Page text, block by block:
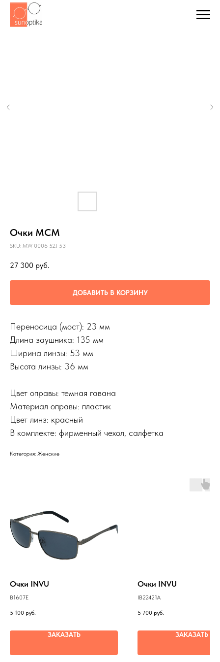
Очки MCM
SKU: MW 0006 52J 53
27 300 руб.
ДОБАВИТЬ В КОРЗИНУ
Переносица (мост): 23 мм
Длина заушника: 135 мм
Ширина линзы: 53 мм
Высота линзы: 36 мм
Цвет оправы: темная гавана
Материал оправы: пластик
Цвет линз: красный
В комплекте: фирменный чехол, салфетка
Категория: Женские
Очки INVU
B1607E
5 100 руб.
ЗАКАЗАТЬ
Очки INVU
IB22421A
5 700 руб.
ЗАКАЗАТЬ